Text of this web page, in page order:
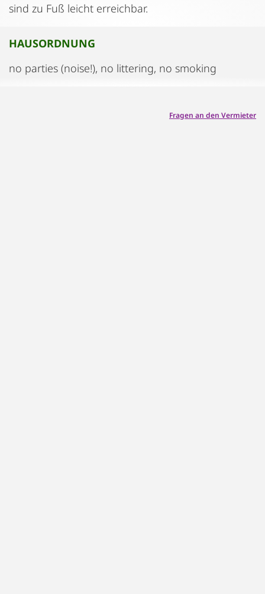
sind zu Fuß leicht erreichbar.
HAUSORDNUNG
no parties (noise!), no littering, no smoking
Fragen an den Vermieter